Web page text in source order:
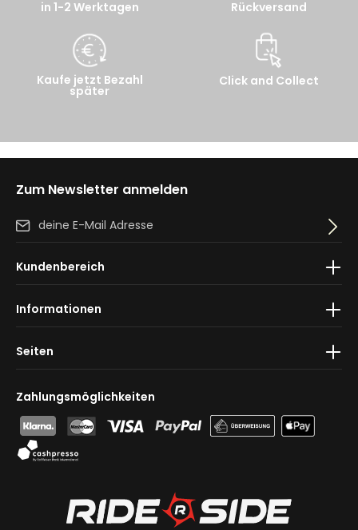
in 1-2 Werktagen
Kaufe jetzt Bezahl
später
Rückversand
Click and Collect
Zum Newsletter anmelden
E-Mail-Adresse*
genommen und die
einverstanden.
Zahlungsmöglichkeiten
Kundenbereich
Informationen
Seiten